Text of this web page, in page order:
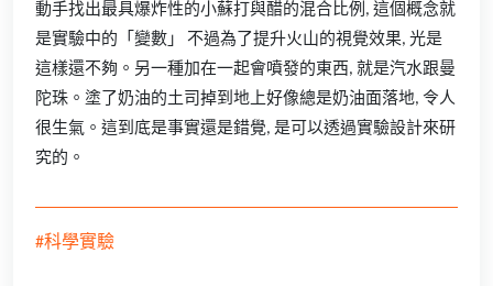
動手找出最具爆炸性的小蘇打與醋的混合比例, 這個概念就
是實驗中的「變數」 不過為了提升火山的視覺效果, 光是
這樣還不夠。另一種加在一起會噴發的東西, 就是汽水跟曼
陀珠。塗了奶油的土司掉到地上好像總是奶油面落地, 令人
很生氣。這到底是事實還是錯覺, 是可以透過實驗設計來研
究的。
#科學實驗